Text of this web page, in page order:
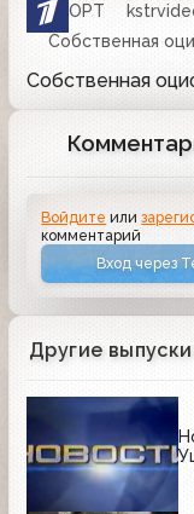
ОРТ
Собственная
Собственная
Войдите или
комментарий
Вход через
Другие